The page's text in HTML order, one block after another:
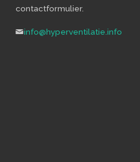
contactformulier.
info@hyperventilatie.info